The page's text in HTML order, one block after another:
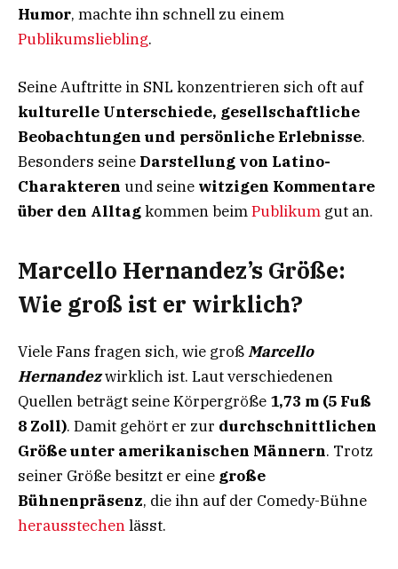
Humor, machte ihn schnell zu einem
Publikumsliebling.
Seine Auftritte in SNL konzentrieren sich oft auf
kulturelle Unterschiede, gesellschaftliche
Beobachtungen und persönliche Erlebnisse.
Besonders seine Darstellung von Latino-
Charakteren und seine witzigen Kommentare
über den Alltagkommen beimPublikum gut an.
Marcello Hernandez’s Größe:
Wie groß ist er wirklich?
Viele Fans fragen sich, wie großMarcello
Hernandezwirklich ist. Laut verschiedenen
Quellen beträgt seine Körpergröße 1,73 m (5 Fuß
8 Zoll). Damit gehört er zur durchschnittlichen
Größe unter amerikanischen Männern. Trotz
seiner Größe besitzt er eine große
Bühnenpräsenz, die ihn auf der Comedy-Bühne
herausstechenlässt.